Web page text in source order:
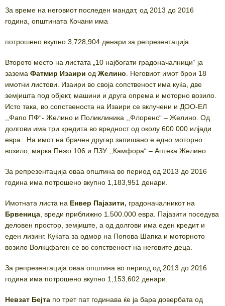
За време на неговиот последен мандат, од 2013 до 2016
година, општината Кочани има
потрошено вкупно 3,728,904 денари за репрезентација.
Второто место на листата „10 најбогати градоначалници“ ја
зазема Фатмир Изаири од Желино . Неговиот имот брои 18
имотни листови. Изаири во своја сопственост има куќа, две
земјишта под објект, машини и друга опрема и моторно возило.
Исто така, во сопственоста на Изаири се вклучени и ДОО-ЕЛ
,,Фапо ПФ“- Желино и Поликлиника ,,Флоренс“ – Желино. Од
долгови има три кредита во вредност од околу 600 000 илјади
евра. На имот на брачен другар запишано е едно моторно
возило, марка Пежо 106 и ПЗУ ,,Камфора“ – Аптека Желино.
За репрезентација оваа општина во период од 2013 до 2016
година има потрошено вкупно 1,183,951 денари.
Имотната листа на Енвер Пајазити, градоначалникот на
Брвеница , вреди приближно 1.500.000 евра. Пајазити поседува
деловен простор, земјиште, а од долгови има еден кредит и
еден лизинг. Куќата за одмор на Попова Шапка и моторното
возило Волкцфаген се во сопственост на неговите деца.
За репрезентација оваа општина во период од 2013 до 2016
година има потрошено вкупно 1,153,602 денари.
Невзат Бејта по трет пат годинава ќе ја бара довербата од